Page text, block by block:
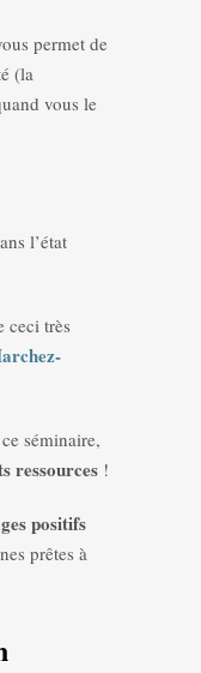
permet de
(la
vous le
l’état
ceci très
séminaire,
ressources !
positifs
prêtes à